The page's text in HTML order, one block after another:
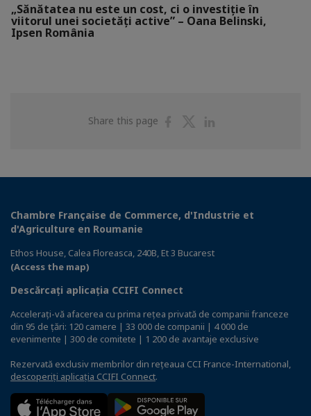
„Sănătatea nu este un cost, ci o investiție în
viitorul unei societăți active” – Oana Belinski,
Ipsen România
Share this page
ShareShare
Chambre Française de Commerce, d'Industrie et
d'Agriculture en Roumanie
Ethos House, Calea Floreasca, 240B, Et 3 Bucarest
(Access the map)
Descărcați aplicația CCIFI Connect
Accelerați-vă afacerea cu prima rețea privată de companii franceze
din 95 de țări: 120 camere | 33 000 de companii | 4 000 de
evenimente | 300 de comitete | 1 200 de avantaje exclusive
Rezervată exclusiv membrilor din rețeaua CCI France-International,
descoperiți aplicația CCIFI Connect.